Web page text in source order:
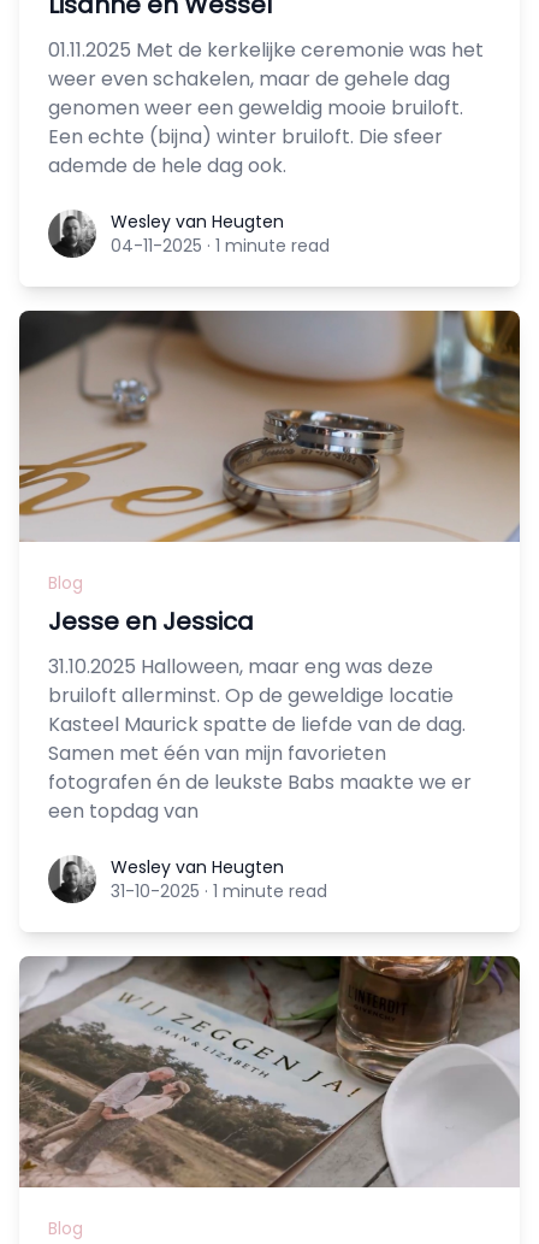
01.11.2025 Met de kerkelijke ceremonie was het
weer even schakelen, maar de gehele dag
genomen weer een geweldig mooie bruiloft.
Een echte (bijna) winter bruiloft. Die sfeer
ademde de hele dag ook.
Wesley van Heugten
Wesley van Heugten
04-11-2025 · 1 minute read
Blog
Jesse en Jessica
31.10.2025 Halloween, maar eng was deze
bruiloft allerminst. Op de geweldige locatie
Kasteel Maurick spatte de liefde van de dag.
Samen met één van mijn favorieten
fotografen én de leukste Babs maakte we er
een topdag van
Wesley van Heugten
Wesley van Heugten
31-10-2025 · 1 minute read
Blog